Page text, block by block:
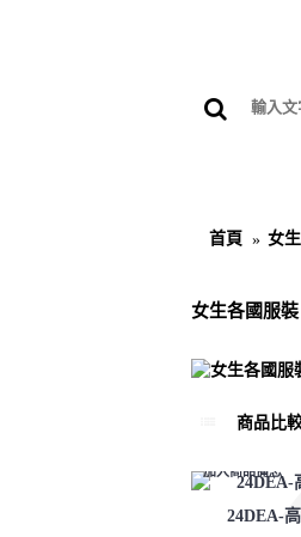
首頁 女
女生各國服裝
商品比
加入商品備忘
24DEA-